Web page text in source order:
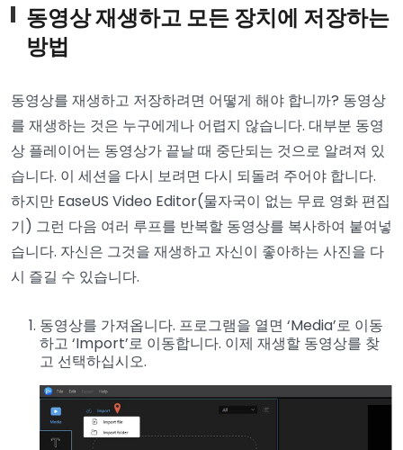
동영상 재생하고 모든 장치에 저장하는
방법
동영상를 재생하고 저장하려면 어떻게 해야 합니까? 동영상
를 재생하는 것은 누구에게나 어렵지 않습니다. 대부분 동영
상 플레이어는 동영상가 끝날 때 중단되는 것으로 알려져 있
습니다. 이 세션을 다시 보려면 다시 되돌려 주어야 합니다.
하지만 EaseUS Video Editor(물자국이 없는 무료 영화 편집
기) 그런 다음 여러 루프를 반복할 동영상를 복사하여 붙여넣
습니다. 자신은 그것을 재생하고 자신이 좋아하는 사진을 다
시 즐길 수 있습니다.
동영상를 가져옵니다. 프로그램을 열면 ‘Media’로 이동
하고 ‘Import’로 이동합니다. 이제 재생할 동영상를 찾
고 선택하십시오.